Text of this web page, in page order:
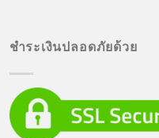
ชำระเงินปลอดภัยด้วย